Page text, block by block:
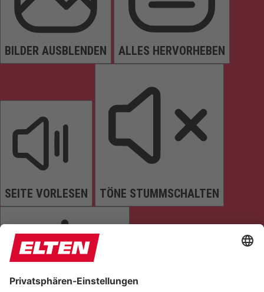
BILDER AUSBLENDEN ALLES HERVORHEBEN
SEITE VORLESEN TÖNE STUMMSCHALTEN